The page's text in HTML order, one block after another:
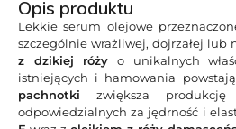
Opis produktu
Lekkie serum olejowe
szczególnie wrażliwej, dojrzałej lub
z dzikiej róży o unikalnych
istniejących i hamowania
pachnotki zwiększa
odpowiedzialnych za jędrność i